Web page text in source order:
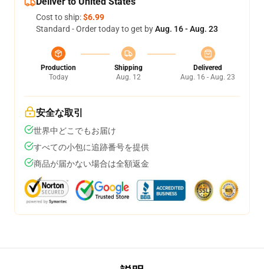
Cost to ship:$6.99
Standard - Order today to get byAug. 16 - Aug. 23
Production
Today
Shipping
Aug. 12
Delivered
Aug. 16 - Aug. 23
安全な取引
世界中どこでもお届け
すべての小包に追跡番号を提供
商品が届かない場合は全額返金